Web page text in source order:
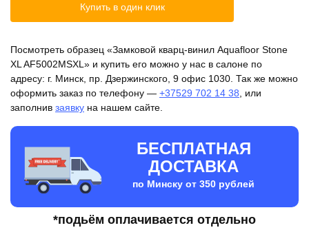
кварц-
Stone
XL
AF5002MSXL
Купить в один клик
Посмотреть образец «Замковой кварц-винил Aquafloor Stone
XL AF5002MSXL» и купить его можно у нас в салоне по
адресу: г. Минск, пр. Дзержинского, 9 офис 1030. Так же можно
оформить заказ по телефону — +37529 702 14 38 , или
заполнив заявку на нашем сайте.
БЕСПЛАТНАЯ
ДОСТАВКА
по Минску от 350 рублей
*подьём оплачивается отдельно